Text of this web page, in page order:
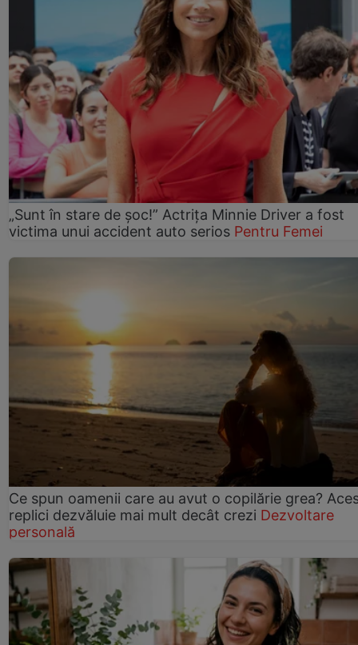
„Sunt în stare de șoc!” Actrița Minnie Driver a fost
victima unui accident auto serios Pentru Femei
Ce spun oamenii care au avut o copilărie grea?
replici dezvăluie mai mult decât crezi Dezvoltare
personală